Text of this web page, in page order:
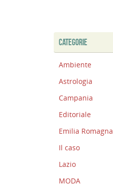
CATEGORIE
Ambiente
Astrologia
Campania
Editoriale
Emilia Romagna
Il caso
Lazio
MODA